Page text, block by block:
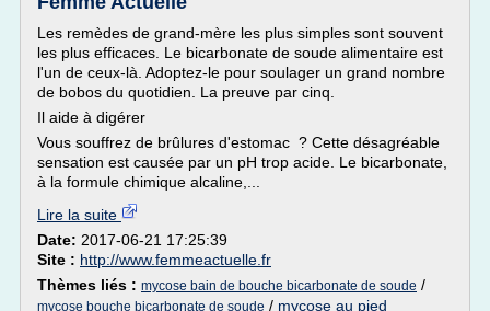
Les remèdes de grand-mère les plus simples sont souvent
les plus efficaces. Le bicarbonate de soude alimentaire est
l'un de ceux-là. Adoptez-le pour soulager un grand nombre
de bobos du quotidien. La preuve par cinq.
Il aide à digérer
Vous souffrez de brûlures d'estomac ? Cette désagréable
sensation est causée par un pH trop acide. Le bicarbonate,
à la formule chimique alcaline,...
Lire la suite
Date: 2017-06-21 17:25:39
Site : http://www.femmeactuelle.fr
Thèmes liés : mycose bain de bouche bicarbonate de soude /
mycose bouche bicarbonate de soude / mycose au pied